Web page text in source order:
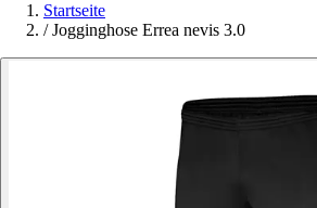
Startseite
/ Jogginghose Errea nevis 3.0